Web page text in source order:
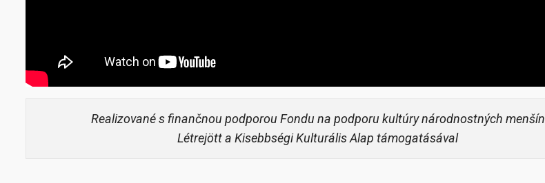
Realizované s finančnou podporou Fondu na podporu kultúry národnostných menšín
Létrejött a Kisebbségi Kulturális Alap támogatásával